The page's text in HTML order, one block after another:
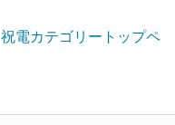
祝電カテゴリートップペ